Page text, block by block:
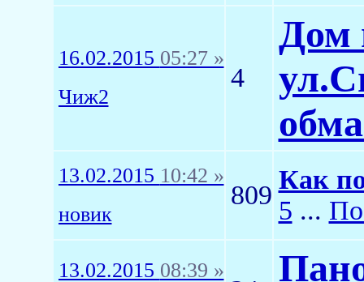
16.02.2015 05:27 »
Чиж2
4
Дом
13.02.2015 10:42 »
новик
809
Как
5 ...
13.02.2015 08:39 »